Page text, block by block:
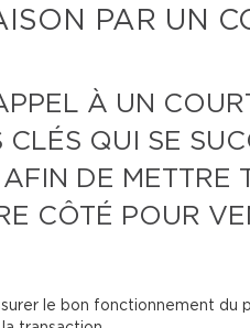
PAR UN
À UN
CLÉS QUI SE
DE METTRE
CÔTÉ POUR
le bon fonctionnement du